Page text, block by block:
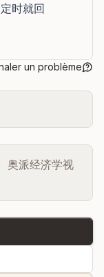
时就回
un problème
奥派经济学视